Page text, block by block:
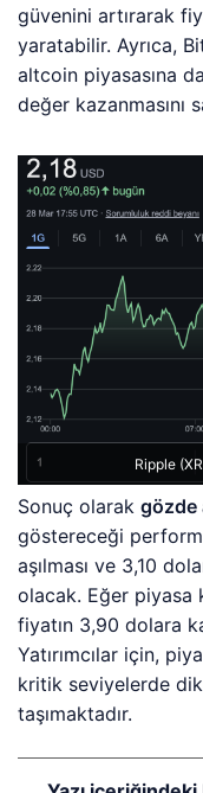
güvenini artırarak
yaratabilir. Ayrıca,
altcoin piyasasına
değer kazanmasını
Ripple
Sonuç olarakgözde
göstereceği
aşılması ve 3,10
olacak. Eğer piyasa
fiyatın 3,90 dolara
Yatırımcılar için,
kritik seviyelerde
taşımaktadır.